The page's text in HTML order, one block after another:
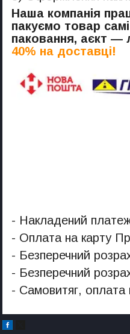
Наша компанія
пакуємо товар
паковання, аєкт —
40% на доставці!
- Накладений
- Оплата на карту
- Безперечний
- Безперечний
- Самовитяг, оплата